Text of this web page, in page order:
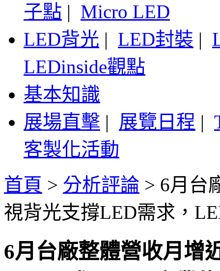
子點 | Micro LED
LED背光 | LED封裝 |
LEDinside觀點
基本知識
展場直擊 | 展覽日程 |
客製化活動
首頁 > 分析評論 > 6月台
視背光支撐LED需求，
6月台廠整體營收月增